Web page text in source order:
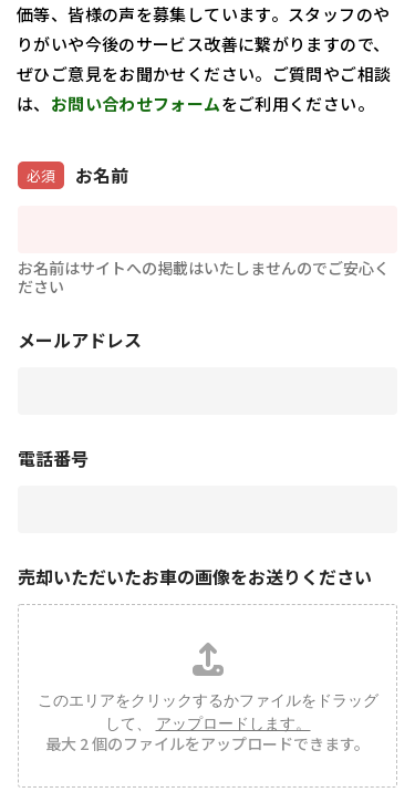
価等、皆様の声を募集しています。スタッフのや
りがいや今後のサービス改善に繋がりますので、
ぜひご意見をお聞かせください。ご質問やご相談
は、 お問い合わせフォームをご利用ください。
お名前
必須
お名前はサイトへの掲載はいたしませんのでご安心く
ださい
メールアドレス
電話番号
売却いただいたお車の画像をお送りください
このエリアをクリックするかファイルをドラッグ
して、 アップロードします。
最大 2 個のファイルをアップロードできます。